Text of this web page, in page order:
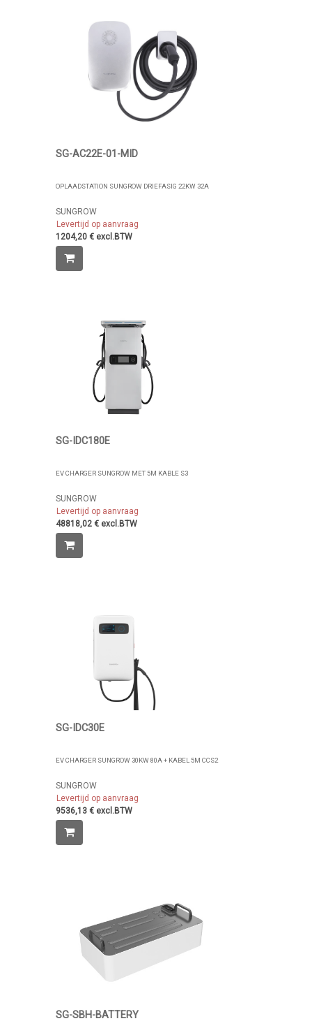
SG-AC22E-01-MID
OPLAADSTATION SUNGROW DRIEFASIG 22KW 32A
SUNGROW
Levertijd op aanvraag
1204,20 € excl.BTW
SG-IDC180E
EV CHARGER SUNGROW MET 5M KABLE S3
SUNGROW
Levertijd op aanvraag
48818,02 € excl.BTW
SG-IDC30E
EV CHARGER SUNGROW 30KW 80A + KABEL 5M CCS2
SUNGROW
Levertijd op aanvraag
9536,13 € excl.BTW
SG-SBH-BATTERY